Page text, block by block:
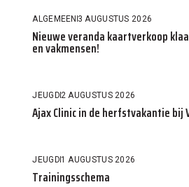
ALGEMEEN3 AUGUSTUS 2026
Nieuwe veranda kaartverkoop
en vakmensen!
JEUGD2 AUGUSTUS 2026
Ajax Clinic in de herfstvakantie bij
JEUGD1 AUGUSTUS 2026
Trainingsschema